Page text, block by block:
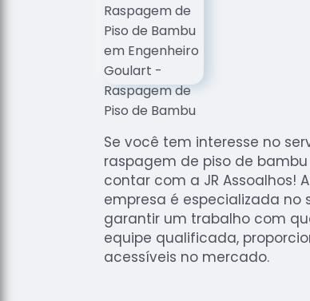
Se você tem interesse no
raspagem de piso de
contar com a JR Assoalhos!
empresa é especializada no
garantir um trabalho com
equipe qualificada,
acessíveis no mercado.